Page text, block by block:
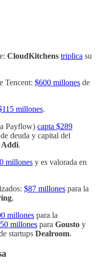
CloudKitchens triplica su
Tencent: $600 millones de
millones.
Payflow) capta $289
de deuda y capital del
Addi.
millones y es valorada en
$87 millones para la
.
millones para la
millones para Gousto y
startups Dealroom.